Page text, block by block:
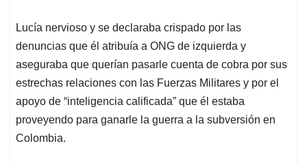
Lucía nervioso y se declaraba crispado por las
denuncias que él atribuía a ONG de izquierda y
aseguraba que querían pasarle cuenta de cobra por sus
estrechas relaciones con las Fuerzas Militares y por el
apoyo de “inteligencia calificada” que él estaba
proveyendo para ganarle la guerra a la subversión en
Colombia.